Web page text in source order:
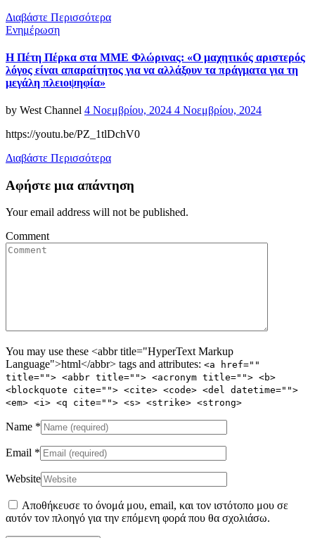
Διαβάστε Περισσότερα
Categories
Ενημέρωση
Η Πέτη Πέρκα στα ΜΜΕ Φλώρινας: «Ο μαχητικός αριστερός
λόγος είναι απαραίτητος για να αλλάξουν τα πράγματα για τη
μεγάλη πλειοψηφία»
by West Channel Posted
4 Νοεμβρίου, 2024 4 Νοεμβρίου, 2024
https://youtu.be/PZ_1tlDchV0
Διαβάστε Περισσότερα
Αφήστε μια απάντηση
Your email address will not be published.
Comment
You may use these <abbr title="HyperText Markup
Language">html</abbr> tags and attributes: <a href=""
title=""> <abbr title=""> <acronym title=""> <b>
<blockquote cite=""> <cite> <code> <del datetime="">
<em> <i> <q cite=""> <s> <strike> <strong>
Name *
Email *
Website
Αποθήκευσε το όνομά μου, email, και τον ιστότοπο μου σε
αυτόν τον πλοηγό για την επόμενη φορά που θα σχολιάσω.